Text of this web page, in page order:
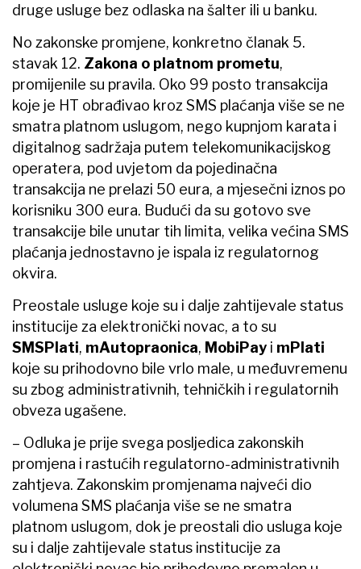
druge usluge bez odlaska na šalter ili u banku.
No zakonske promjene, konkretno članak 5.
stavak 12. Zakona o platnom prometu,
promijenile su pravila. Oko 99 posto transakcija
koje je HT obrađivao kroz SMS plaćanja više se ne
smatra platnom uslugom, nego kupnjom karata i
digitalnog sadržaja putem telekomunikacijskog
operatera, pod uvjetom da pojedinačna
transakcija ne prelazi 50 eura, a mjesečni iznos po
korisniku 300 eura. Budući da su gotovo sve
transakcije bile unutar tih limita, velika većina SMS
plaćanja jednostavno je ispala iz regulatornog
okvira.
Preostale usluge koje su i dalje zahtijevale status
institucije za elektronički novac, a to su
SMSPlati, mAutopraonica, MobiPay i mPlati
koje su prihodovno bile vrlo male, u međuvremenu
su zbog administrativnih, tehničkih i regulatornih
obveza ugašene.
– Odluka je prije svega posljedica zakonskih
promjena i rastućih regulatorno-administrativnih
zahtjeva. Zakonskim promjenama najveći dio
volumena SMS plaćanja više se ne smatra
platnom uslugom, dok je preostali dio usluga koje
su i dalje zahtijevale status institucije za